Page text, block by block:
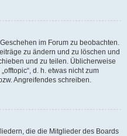
im Forum zu beobachten.
zu ändern und zu löschen und
und zu teilen. Üblicherweise
d. h. etwas nicht zum
Angreifendes schreiben.
die die Mitglieder des Boards